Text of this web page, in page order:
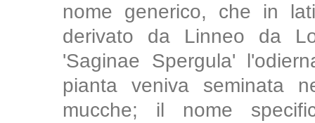
nome generico, che in
derivato da Linneo da
'Saginae Spergula'
pianta veniva seminata
mucche; il nome